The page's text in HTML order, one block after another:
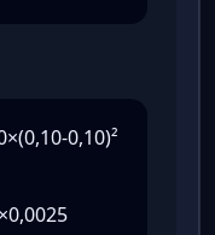
0,10)²